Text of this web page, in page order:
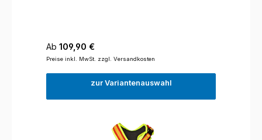
Regulärer Preis:
Ab 109,90 €
Preise inkl. MwSt. zzgl. Versandkosten
zur Variantenauswahl